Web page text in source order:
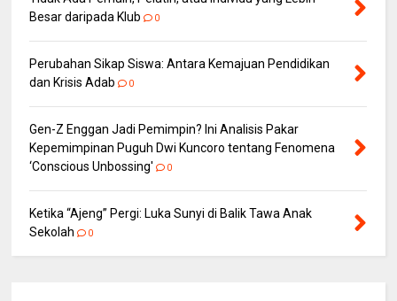
Besar daripada Klub
0
Perubahan Sikap Siswa: Antara Kemajuan Pendidikan
dan Krisis Adab
0
Gen-Z Enggan Jadi Pemimpin? Ini Analisis Pakar
Kepemimpinan Puguh Dwi Kuncoro tentang Fenomena
‘Conscious Unbossing'
0
Ketika “Ajeng” Pergi: Luka Sunyi di Balik Tawa Anak
Sekolah
0